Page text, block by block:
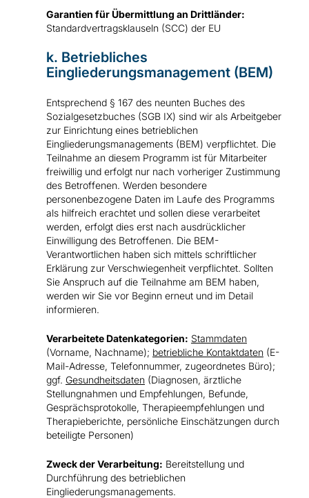
Garantien für Übermittlung an Drittländer:
Standardvertragsklauseln (SCC) der EU
k. Betriebliches
Eingliederungsmanagement (BEM)
Entsprechend § 167 des neunten Buches des
Sozialgesetzbuches (SGB IX) sind wir als Arbeitgeber
zur Einrichtung eines betrieblichen
Eingliederungsmanagements (BEM) verpflichtet. Die
Teilnahme an diesem Programm ist für Mitarbeiter
freiwillig und erfolgt nur nach vorheriger Zustimmung
des Betroffenen. Werden besondere
personenbezogene Daten im Laufe des Programms
als hilfreich erachtet und sollen diese verarbeitet
werden, erfolgt dies erst nach ausdrücklicher
Einwilligung des Betroffenen. Die BEM-
Verantwortlichen haben sich mittels schriftlicher
Erklärung zur Verschwiegenheit verpflichtet. Sollten
Sie Anspruch auf die Teilnahme am BEM haben,
werden wir Sie vor Beginn erneut und im Detail
informieren.
Verarbeitete Datenkategorien: Stammdaten
(Vorname, Nachname); betriebliche Kontaktdaten (E-
Mail-Adresse, Telefonnummer, zugeordnetes Büro);
ggf. Gesundheitsdaten (Diagnosen, ärztliche
Stellungnahmen und Empfehlungen, Befunde,
Gesprächsprotokolle, Therapieempfehlungen und
Therapieberichte, persönliche Einschätzungen durch
beteiligte Personen)
Zweck der Verarbeitung: Bereitstellung und
Durchführung des betrieblichen
Eingliederungsmanagements.